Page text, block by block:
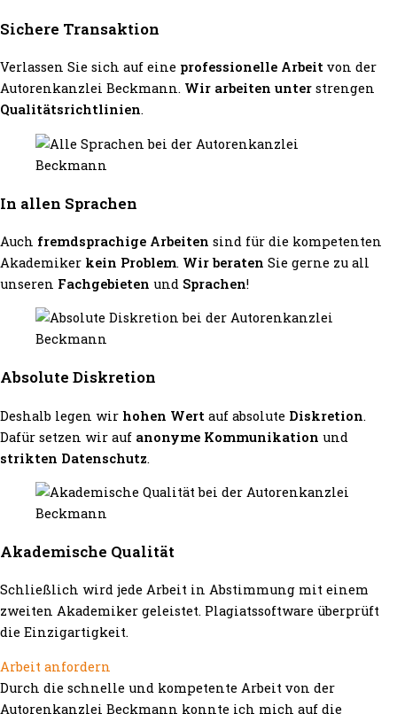
Sichere Transaktion
Verlassen Sie sich auf eine professionelle Arbeit von der
Autorenkanzlei Beckmann. Wir arbeiten unter strengen
Qualitätsrichtlinien.
In allen Sprachen
Auch fremdsprachige Arbeiten sind für die kompetenten
Akademiker kein Problem. Wir beraten Sie gerne zu all
unseren Fachgebieten und Sprachen!
Absolute Diskretion
Deshalb legen wir hohen Wert auf absolute Diskretion.
Dafür setzen wir auf anonyme Kommunikation und
strikten Datenschutz.
Akademische Qualität
Schließlich wird jede Arbeit in Abstimmung mit einem
zweiten Akademiker geleistet. Plagiatssoftware überprüft
die Einzigartigkeit.
Arbeit anfordern
Durch die schnelle und kompetente Arbeit von der
Autorenkanzlei Beckmann konnte ich mich auf die